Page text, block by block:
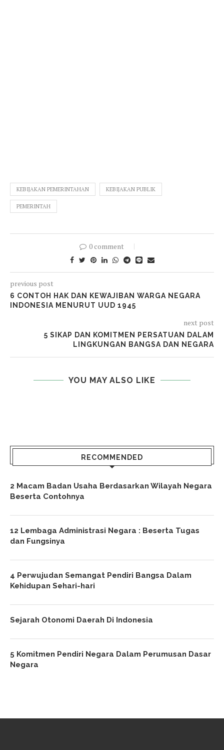
KEBIJAKAN PEMERINTAHAN KEBIJAKAN PUBLIK
PEMERINTAH
0 comment
previous post
6 CONTOH HAK DAN KEWAJIBAN WARGA NEGARA
INDONESIA MENURUT UUD 1945
next post
5 SIKAP DAN KOMITMEN PERSATUAN DALAM
LINGKUNGAN BANGSA DAN NEGARA
YOU MAY ALSO LIKE
RECOMMENDED
2 Macam Badan Usaha Berdasarkan Wilayah Negara
Beserta Contohnya
12 Lembaga Administrasi Negara : Beserta Tugas
dan Fungsinya
4 Perwujudan Semangat Pendiri Bangsa Dalam
Kehidupan Sehari-hari
Sejarah Otonomi Daerah Di Indonesia
5 Komitmen Pendiri Negara Dalam Perumusan Dasar
Negara